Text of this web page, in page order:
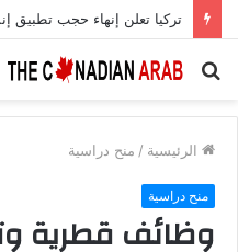
تركيا تعلن إنهاء حجب تطبيق
بحث
الرئيسية / منح دراسية
منح دراسية
وظائف قطرية